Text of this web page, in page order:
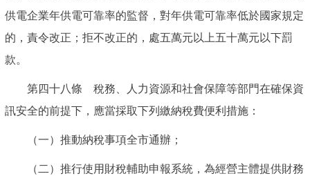
供電企業年供電可靠率的監督，對年供電可靠率低於國家規定
的，責令改正；拒不改正的，處五萬元以上五十萬元以下罰
款。
第四十八條 稅務、人力資源和社會保障等部門在確保資
訊安全的前提下，應當採取下列繳納稅費便利措施：
（一）推動納稅事項全市通辦；
（二）推行使用財稅輔助申報系統，為經營主體提供財務